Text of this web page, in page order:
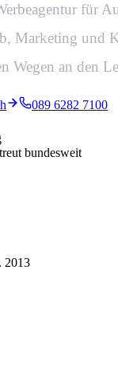
für
Marketing und
Wegen an den
089 6282 7100
bundesweit
2013